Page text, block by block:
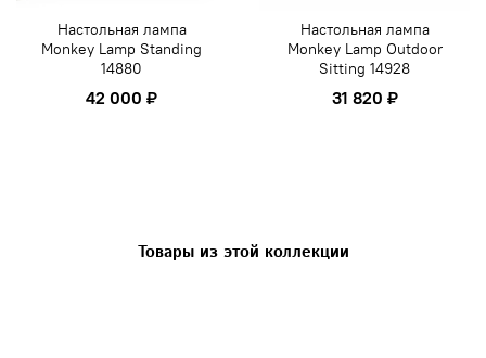
Настольная лампа
Monkey Lamp Standing
14880
42 000 ₽
Настольная лампа
Monkey Lamp Outdoor
Sitting 14928
31 820 ₽
Товары из этой коллекции